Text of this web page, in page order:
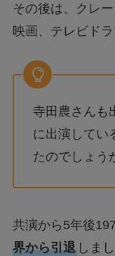
その後は、クレ
映画、テレビド
寺田農さんも
に出演してい
たのでしょう
共演から5年後
界から引退しまし